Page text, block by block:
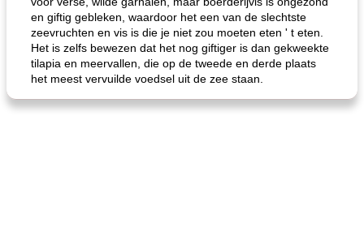
en giftig gebleken, waardoor het een van de slechtste
zeevruchten en vis is die je niet zou moeten eten ' t eten.
Het is zelfs bewezen dat het nog giftiger is dan gekweekte
tilapia en meervallen, die op de tweede en derde plaats
het meest vervuilde voedsel uit de zee staan.